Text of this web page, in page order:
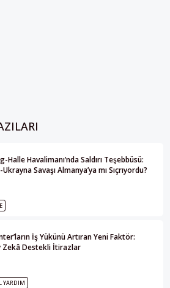
Halle Havalimanı’nda Saldırı Teşebbüsü:
Savaşı Almanya’ya mı Sıçrıyordu?
İş Yükünü Artıran Yeni Faktör:
Zekâ Destekli İtirazlar
YARDIM